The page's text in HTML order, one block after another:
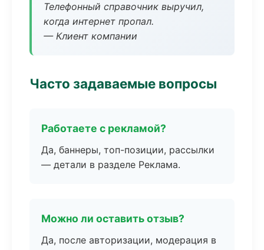
Телефонный справочник выручил,
когда интернет пропал.
— Клиент компании
Часто задаваемые вопросы
Работаете с рекламой?
Да, баннеры, топ-позиции, рассылки
— детали в разделе Реклама.
Можно ли оставить отзыв?
Да, после авторизации, модерация в